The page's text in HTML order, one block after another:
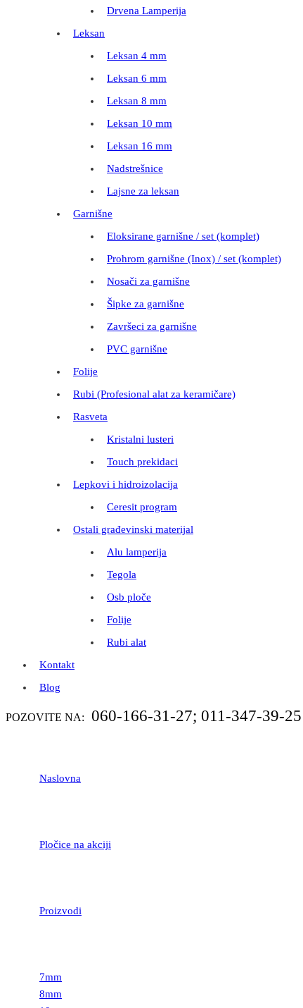
Drvena Lamperija
Leksan
Leksan 4 mm
Leksan 6 mm
Leksan 8 mm
Leksan 10 mm
Leksan 16 mm
Nadstrešnice
Lajsne za leksan
Garnišne
Eloksirane garnišne / set (komplet)
Prohrom garnišne (Inox) / set (komplet)
Nosači za garnišne
Šipke za garnišne
Završeci za garnišne
PVC garnišne
Folije
Rubi (Profesional alat za keramičare)
Rasveta
Kristalni lusteri
Touch prekidaci
Lepkovi i hidroizolacija
Ceresit program
Ostali građevinski materijal
Alu lamperija
Tegola
Osb ploče
Folije
Rubi alat
Kontakt
Blog
POZOVITE NA: 060-166-31-27; 011-347-39-25
Naslovna
Pločice na akciji
Proizvodi
7mm
8mm